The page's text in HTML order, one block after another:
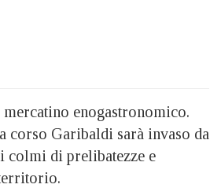
enogastronomico.
corso Garibaldi sarà invaso da
colmi di prelibatezze e